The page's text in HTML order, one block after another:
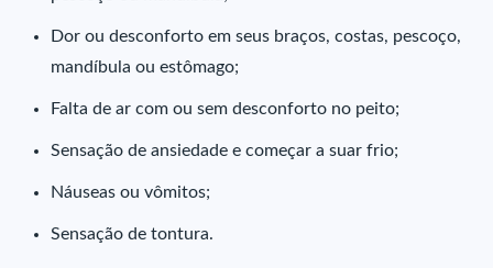
Dor ou desconforto em seus braços, costas, pescoço,
mandíbula ou estômago;
Falta de ar com ou sem desconforto no peito;
Sensação de ansiedade e começar a suar frio;
Náuseas ou vômitos;
Sensação de tontura.